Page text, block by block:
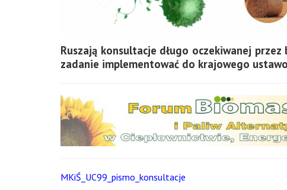
Ruszają konsultacje długo oczekiwanej
zadanie implementować do krajowego
MKiŚ_UC99_pismo_konsultacje